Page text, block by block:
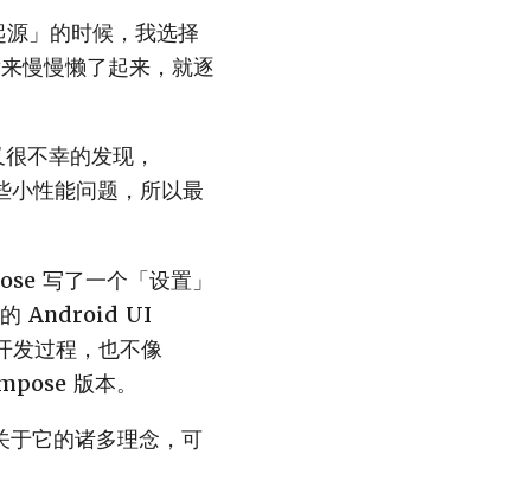
」的时候，我选择
慢慢懒了起来，就逐
不幸的发现，
性能问题，所以最
写了一个「设置」
的 Android UI
过程，也不像
版本。
它的诸多理念，可